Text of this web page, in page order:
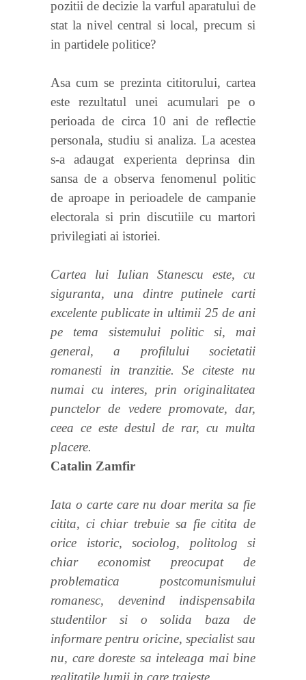
pozitii de decizie la varful aparatului de
stat la nivel central si local, precum si
in partidele politice?
Asa cum se prezinta cititorului, cartea
este rezultatul unei acumulari pe o
perioada de circa 10 ani de reflectie
personala, studiu si analiza. La acestea
s-a adaugat experienta deprinsa din
sansa de a observa fenomenul politic
de aproape in perioadele de campanie
electorala si prin discutiile cu martori
privilegiati ai istoriei.
Cartea lui Iulian Stanescu este, cu
siguranta, una dintre putinele carti
excelente publicate in ultimii 25 de ani
pe tema sistemului politic si, mai
general, a profilului societatii
romanesti in tranzitie. Se citeste nu
numai cu interes, prin originalitatea
punctelor de vedere promovate, dar,
ceea ce este destul de rar, cu multa
placere.
Catalin Zamfir
Iata o carte care nu doar merita sa fie
citita, ci chiar trebuie sa fie citita de
orice istoric, sociolog, politolog si
chiar economist preocupat de
problematica postcomunismului
romanesc, devenind indispensabila
studentilor si o solida baza de
informare pentru oricine, specialist sau
nu, care doreste sa inteleaga mai bine
realitatile lumii in care traieste.